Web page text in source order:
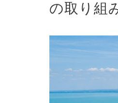
の取り組